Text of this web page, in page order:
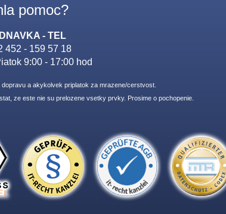
pomoc?
- TEL
452 - 159 57 18
9:00 - 17:00 hod
a akykolvek priplatok za mrazene/cerstvost.
ze este nie su prelozene vsetky prvky. Prosime o pochopenie.